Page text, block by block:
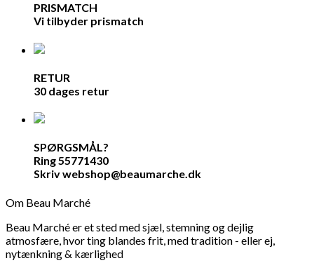
PRISMATCH
Vi tilbyder prismatch
RETUR
30 dages retur
SPØRGSMÅL?
Ring 55771430
Skriv webshop@beaumarche.dk
Om Beau Marché
Beau Marché er et sted med sjæl, stemning og dejlig
atmosfære, hvor ting blandes frit, med tradition - eller ej,
nytænkning & kærlighed